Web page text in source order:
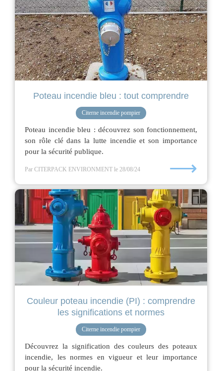
Poteau incendie bleu : tout comprendre
Citerne incendie pompier
Poteau incendie bleu : découvrez son fonctionnement,
son rôle clé dans la lutte incendie et son importance
pour la sécurité publique.
Par CITERPACK ENVIRONMENT le 28/08/24 ⟶
Couleur poteau incendie (PI) : comprendre
les significations et normes
Citerne incendie pompier
Découvrez la signification des couleurs des poteaux
incendie, les normes en vigueur et leur importance
pour la sécurité incendie.